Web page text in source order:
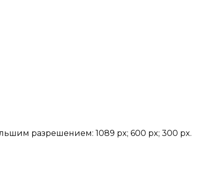
разрешением: 1089 px; 600 px; 300 px.